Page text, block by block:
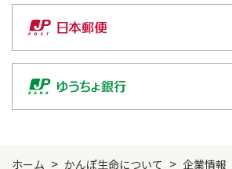
ホーム > かんぽ生命について > 企業情報